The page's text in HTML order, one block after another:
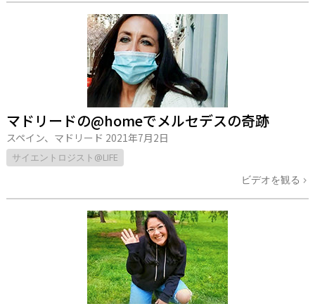
マドリードの@homeでメルセデスの奇跡
スペイン、マドリード 2021年7月2日
サイエントロジスト@LIFE
ビデオを観る